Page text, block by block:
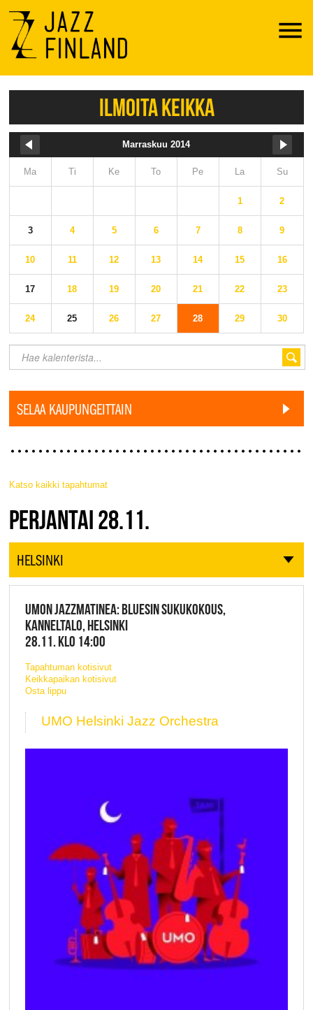
Menu
ILMOITA KEIKKA
Marraskuu 2014
Ma Ti Ke To Pe La Su
1 2
3 4 5 6 7 8 9
10 11 12 13 14 15 16
17 18 19 20 21 22 23
24 25 26 27 28 29 30
SELAA KAUPUNGEITTAIN
Katso kaikki tapahtumat
JAZZ FINLAND LIVE
PERJANTAI 28.11.
HELSINKI
UMON JAZZMATINEA: BLUESIN SUKUKOKOUS,
KANNELTALO, HELSINKI
28.11. KLO 14:00
Tapahtuman kotisivut
Keikkapaikan kotisivut
Osta lippu
UMO Helsinki Jazz Orchestra